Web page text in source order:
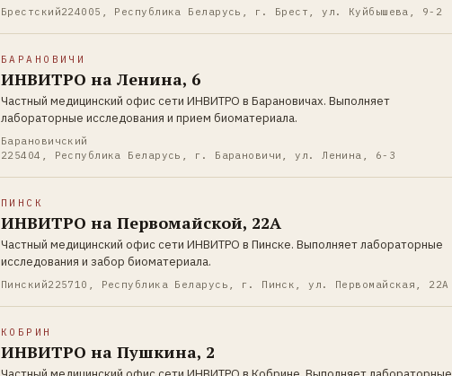
Брестский224005, Республика Беларусь, г. Брест, ул. Куйбышева, 9-2
БАРАНОВИЧИ
ИНВИТРО на Ленина, 6
Частный медицинский офис сети ИНВИТРО в Барановичах. Выполняет
лабораторные исследования и прием биоматериала.
Барановичский
225404, Республика Беларусь, г. Барановичи, ул. Ленина, 6-3
ПИНСК
ИНВИТРО на Первомайской, 22А
Частный медицинский офис сети ИНВИТРО в Пинске. Выполняет лабораторные
исследования и забор биоматериала.
Пинский225710, Республика Беларусь, г. Пинск, ул. Первомайская, 22А
КОБРИН
ИНВИТРО на Пушкина, 2